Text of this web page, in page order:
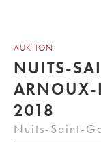
AUKTION
NUITS-
2018
Nuits-Saint-